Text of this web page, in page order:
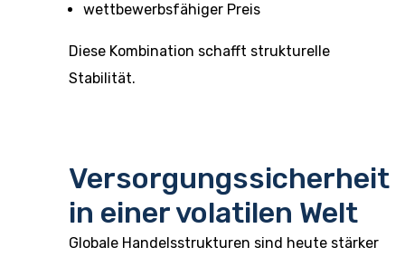
wettbewerbsfähiger Preis
Diese Kombination schafft strukturelle
Stabilität.
Versorgungssicherheit
in einer volatilen Welt
Globale Handelsstrukturen sind heute stärker